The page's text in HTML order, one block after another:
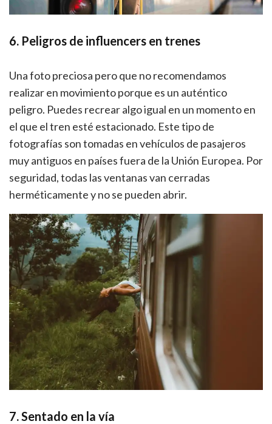
6. Peligros de influencers en trenes
Una foto preciosa pero que no recomendamos
realizar en movimiento porque es un auténtico
peligro. Puedes recrear algo igual en un momento en
el que el tren esté estacionado. Este tipo de
fotografías son tomadas en vehículos de pasajeros
muy antiguos en países fuera de la Unión Europea. Por
seguridad, todas las ventanas van cerradas
herméticamente y no se pueden abrir.
7. Sentado en la vía